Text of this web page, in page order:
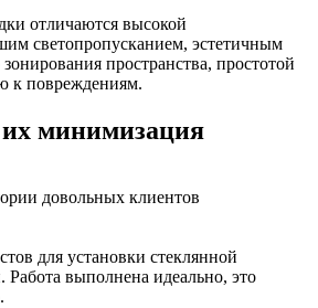
отличаются высокой
светопропусканием, эстетичным
пространства, простотой
к повреждениям.
минимизация
довольных клиентов
для установки стеклянной
Работа выполнена идеально, это